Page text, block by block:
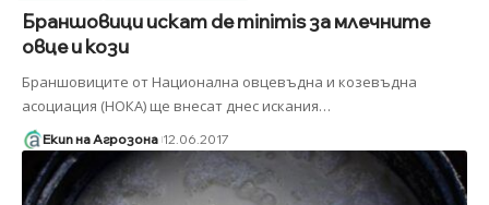
Браншовици искат de minimis за млечните
овце и кози
Браншовиците от Национална овцевъдна и козевъдна
асоциация (НОКА) ще внесат днес искания…
Екип на Агрозона 12.06.2017